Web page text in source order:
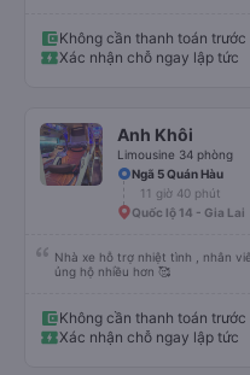
bạn ấy nha. Nếu bạn ấy bị trừ thì
trợ ạ. Số mình đuôi 666, chuyến
iu còn đổi cho mình phòng đơn
Không cần thanh toán trước
Xác nhận chỗ ngay lập tức
Anh Khôi
Limousine 34 phòng
Ngã 5 Quán Hàu
11 giờ 40 phút
Quốc lộ 14 - Gia Lai
Nhà xe hỗ trợ nhiệt tình , nhân
ủng hộ nhiều hơn 🥰
Không cần thanh toán trước
Xác nhận chỗ ngay lập tức